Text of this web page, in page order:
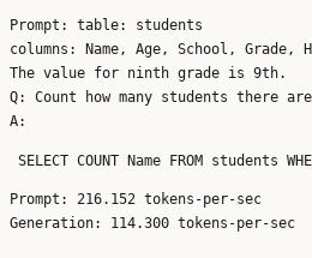
Prompt: table: students
columns: Name, Age, School, Grade,
The value for ninth grade is 9th.
Q: Count how many students there
Prompt: 216.152 tokens-per-sec